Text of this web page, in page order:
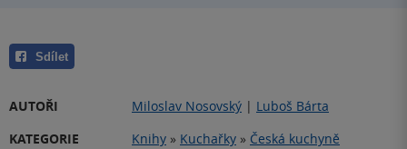
Sdílet
AUTOŘI Miloslav Nosovský | Luboš Bárta
KATEGORIE
Knihy » Kuchařky » Česká kuchyně